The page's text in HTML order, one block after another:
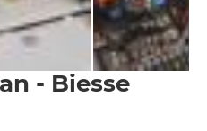
- Biesse